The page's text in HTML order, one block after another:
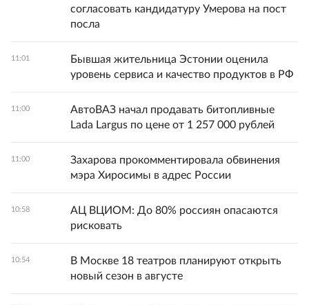
согласовать кандидатуру Умерова на пост
посла
11:01
Бывшая жительница Эстонии оценила
уровень сервиса и качество продуктов в РФ
11:00
АвтоВАЗ начал продавать битопливные
Lada Largus по цене от 1 257 000 рублей
11:00
Захарова прокомментировала обвинения
мэра Хиросимы в адрес России
10:58
АЦ ВЦИОМ: До 80% россиян опасаются
рисковать
10:54
В Москве 18 театров планируют открыть
новый сезон в августе